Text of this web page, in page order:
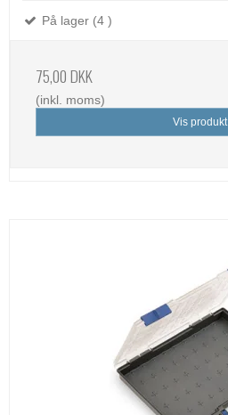
På lager (4 )
75,00 DKK
(inkl. moms)
Vis produkt